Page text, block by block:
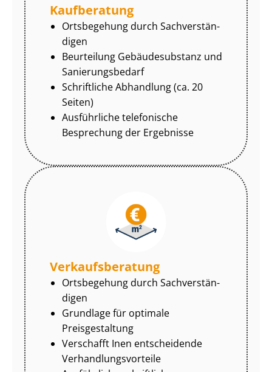
Kaufberatung
Ortsbegehung durch Sach­ver­stän­
di­gen
Beurteilung Gebäudesubstanz und
Sa­nie­rungs­be­darf
Schriftliche Abhandlung (ca. 20
Seiten)
Ausführliche telefonische
Besprechung der Ergebnisse
Ver­kaufs­be­ra­tung
Ortsbegehung durch Sach­ver­stän­
di­gen
Grundlage für optimale
Preisgestaltung
Verschafft Inen entscheidende
Ver­hand­lungs­vor­tei­le